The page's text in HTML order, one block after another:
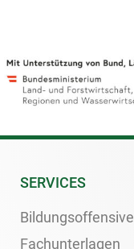
SERVICES
Bildungsoffensive
Fachunterlagen